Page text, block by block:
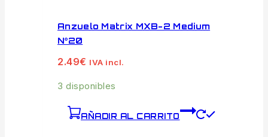
Anzuelo Matrix MXB-2 Medium
Nº20
2.49€ IVA incl.
3 disponibles
AÑADIR AL CARRITO